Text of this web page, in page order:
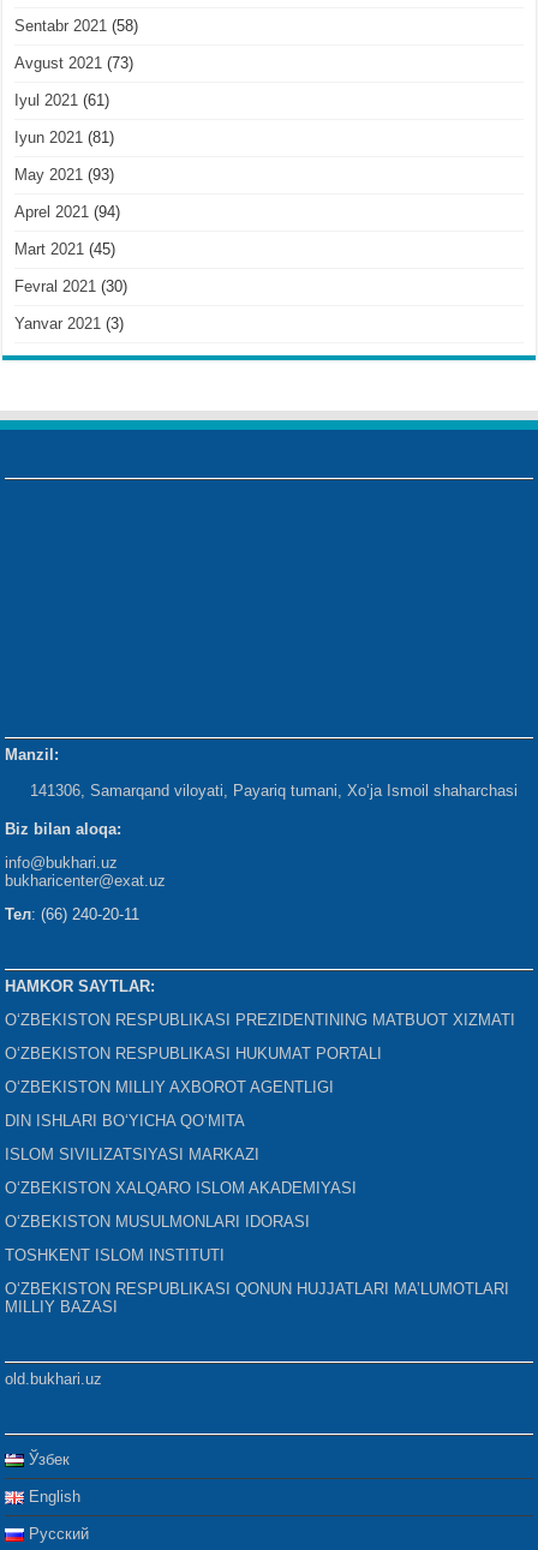
Sentabr 2021 (58)
Avgust 2021 (73)
Iyul 2021 (61)
Iyun 2021 (81)
May 2021 (93)
Aprel 2021 (94)
Mart 2021 (45)
Fevral 2021 (30)
Yanvar 2021 (3)
Manzil:
141306, Samarqand viloyati, Payariq tumani, Xo‘ja Ismoil shaharchasi
Biz bilan aloqa:
info@bukhari.uz
bukharicenter@exat.uz
Тел: (66) 240-20-11
HAMKOR SAYTLAR:
O‘ZBEKISTON RESPUBLIKASI PREZIDENTINING MATBUOT XIZMATI
O‘ZBEKISTON RESPUBLIKASI HUKUMAT PORTALI
O‘ZBEKISTON MILLIY AXBOROT AGENTLIGI
DIN ISHLARI BO‘YICHA QO‘MITA
ISLOM SIVILIZATSIYASI MARKAZI
O‘ZBEKISTON XALQARO ISLOM AKADEMIYASI
O‘ZBEKISTON MUSULMONLARI IDORASI
TOSHKENT ISLOM INSTITUTI
O‘ZBEKISTON RESPUBLIKASI QONUN HUJJATLARI MA’LUMOTLARI
MILLIY BAZASI
old.bukhari.uz
Ўзбек
English
Русский